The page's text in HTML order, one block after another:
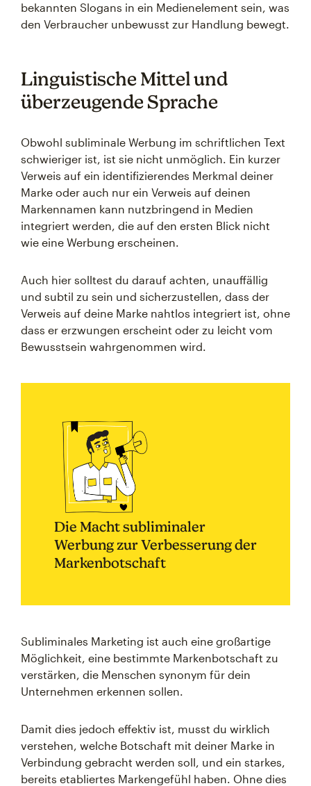
bekannten Slogans in ein Medienelement sein, was
den Verbraucher unbewusst zur Handlung bewegt.
Linguistische Mittel und
überzeugende Sprache
Obwohl subliminale Werbung im schriftlichen Text
schwieriger ist, ist sie nicht unmöglich. Ein kurzer
Verweis auf ein identifizierendes Merkmal deiner
Marke oder auch nur ein Verweis auf deinen
Markennamen kann nutzbringend in Medien
integriert werden, die auf den ersten Blick nicht
wie eine Werbung erscheinen.
Auch hier solltest du darauf achten, unauffällig
und subtil zu sein und sicherzustellen, dass der
Verweis auf deine Marke nahtlos integriert ist, ohne
dass er erzwungen erscheint oder zu leicht vom
Bewusstsein wahrgenommen wird.
Die Macht subliminaler
Werbung zur Verbesserung der
Markenbotschaft
Subliminales Marketing ist auch eine großartige
Möglichkeit, eine bestimmte Markenbotschaft zu
verstärken, die Menschen synonym für dein
Unternehmen erkennen sollen.
Damit dies jedoch effektiv ist, musst du wirklich
verstehen, welche Botschaft mit deiner Marke in
Verbindung gebracht werden soll, und ein starkes,
bereits etabliertes Markengefühl haben. Ohne dies